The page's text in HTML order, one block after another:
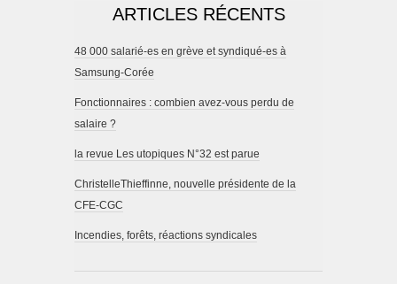
ARTICLES RÉCENTS
48 000 salarié-es en grève et syndiqué-es à
Samsung-Corée
Fonctionnaires : combien avez-vous perdu de
salaire ?
la revue Les utopiques N°32 est parue
ChristelleThieffinne, nouvelle présidente de la
CFE-CGC
Incendies, forêts, réactions syndicales